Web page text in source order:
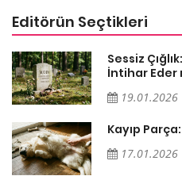
Editörün Seçtikleri
Sessiz
İntihar Eder
19.01.2026
Kayıp
17.01.2026